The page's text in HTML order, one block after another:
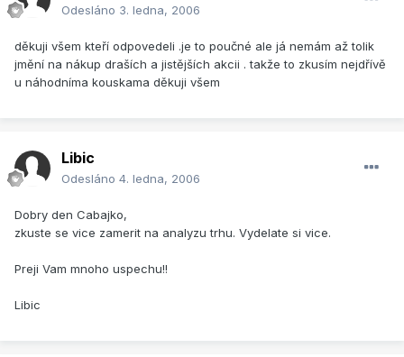
Odesláno 3. ledna, 2006
děkuji všem kteří odpovedeli .je to poučné ale já nemám až tolik
jmění na nákup draších a jistějších akcii . takže to zkusím nejdřívě
u náhodníma kouskama děkuji všem
Libic
Odesláno 4. ledna, 2006
Dobry den Cabajko,
zkuste se vice zamerit na analyzu trhu. Vydelate si vice.
Preji Vam mnoho uspechu!!
Libic